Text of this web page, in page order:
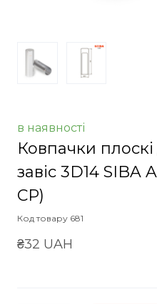
в наявності
Ковпачки
завіс 3D14 SIBA
CP)
Код товару 681
₴32 UAH